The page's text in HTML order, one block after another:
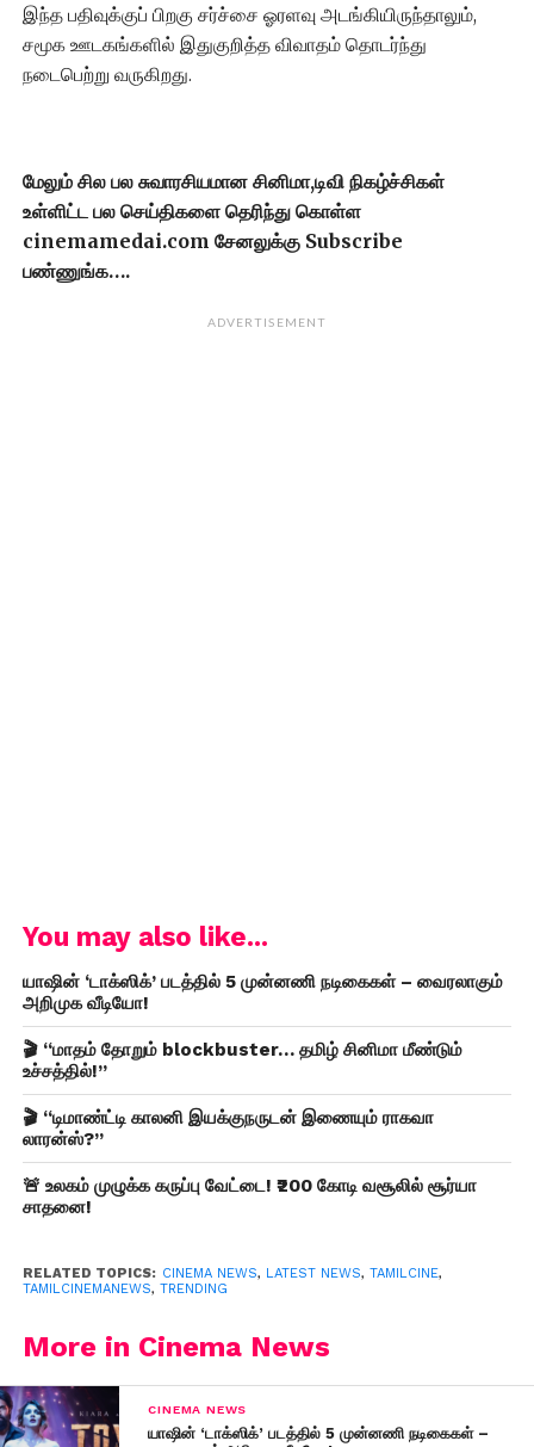
இந்த பதிவுக்குப் பிறகு சர்ச்சை ஓரளவு அடங்கியிருந்தாலும்,
சமூக ஊடகங்களில் இதுகுறித்த விவாதம் தொடர்ந்து
நடைபெற்று வருகிறது.
மேலும் சில பல சுவாரசியமான சினிமா,டிவி நிகழ்ச்சிகள்
உள்ளிட்ட பல செய்திகளை தெரிந்து கொள்ள
cinemamedai.com சேனலுக்கு Subscribe
பண்ணுங்க….
ADVERTISEMENT
You may also like...
யாஷின் ‘டாக்ஸிக்’ படத்தில் 5 முன்னணி நடிகைகள் – வைரலாகும்
அறிமுக வீடியோ!
🎬 “மாதம் தோறும் blockbuster… தமிழ் சினிமா மீண்டும்
உச்சத்தில்!”
🎬 “டிமாண்ட்டி காலனி இயக்குநருடன் இணையும் ராகவா
லாரன்ஸ்?”
🚨 உலகம் முழுக்க கருப்பு வேட்டை! ₹200 கோடி வசூலில் சூர்யா
சாதனை!
RELATED TOPICS: CINEMA NEWS, LATEST NEWS, TAMILCINE,
TAMILCINEMANEWS, TRENDING
More in Cinema News
CINEMA NEWS
யாஷின் ‘டாக்ஸிக்’ படத்தில் 5 முன்னணி நடிகைகள் –